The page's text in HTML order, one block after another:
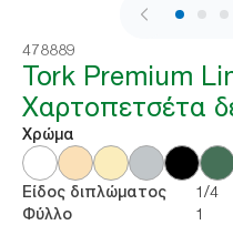
478889
Tork Premium
Χαρτοπετσέτα
Χρώμα
Είδος διπλώματος 1/4
Φύλλο 1